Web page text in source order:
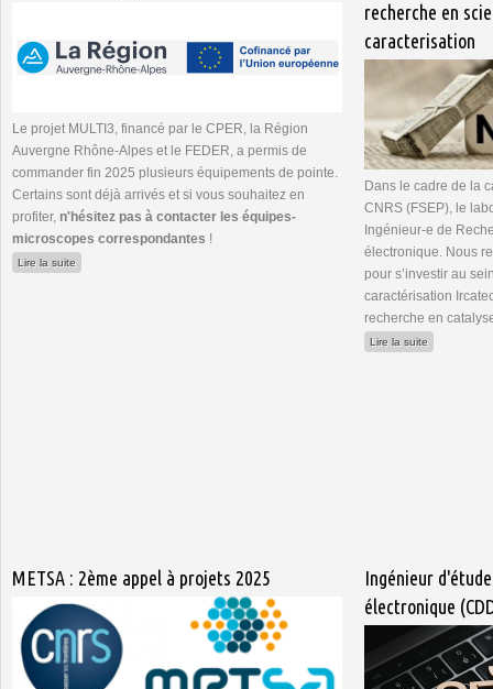
Le projet MULTI3, financé par le CPER, la Région
Auvergne Rhône-Alpes et le FEDER, a permis de
commander fin 2025 plusieurs équipements de pointe.
Certains sont déjà arrivés et si vous souhaitez en
profiter, n'hésitez pas à contacter les équipes-
microscopes correspondantes !
Lire la suite
recherche en
caracterisation
Dans le cadre de la
CNRS (FSEP), le
Ingénieur-e de
électronique. Nous
pour s’investir au
caractérisation
recherche en
Lire la suite
METSA : 2ème appel à projets 2025
Ingénieur
électronique